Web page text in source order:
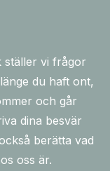
ställer vi frågor
du haft ont,
och går
dina besvär
berätta vad
oss är.